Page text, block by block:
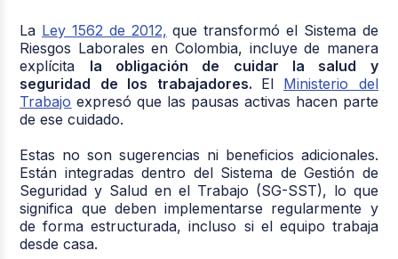
La Ley 1562 de 2012, que transformó el Sistema de
Riesgos Laborales en Colombia, incluye de manera
explícita la obligación de cuidar la salud y
seguridad de los trabajadores. El Ministerio del
Trabajo expresó que las pausas activas hacen parte
de ese cuidado.
Estas no son sugerencias ni beneficios adicionales.
Están integradas dentro del Sistema de Gestión de
Seguridad y Salud en el Trabajo (SG-SST), lo que
significa que deben implementarse regularmente y
de forma estructurada, incluso si el equipo trabaja
desde casa.